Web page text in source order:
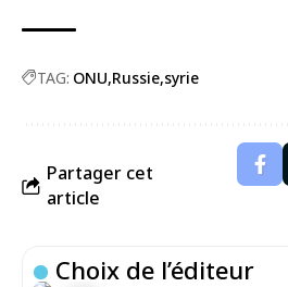
TAG: ONU Russie syrie
Partager cet
article
Choix de l’éditeur